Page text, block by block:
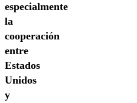
especialmente
la
cooperación
entre
Estados
Unidos
y